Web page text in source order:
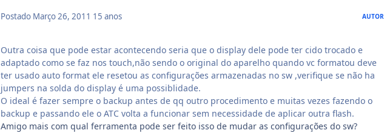
Postado Março 26, 2011 15 anos AUTOR
Outra coisa que pode estar acontecendo seria que o display dele pode ter cido trocado e
adaptado como se faz nos touch,não sendo o original do aparelho quando vc formatou deve
ter usado auto format ele resetou as configurações armazenadas no sw ,verifique se não ha
jumpers na solda do display é uma possiblidade.
O ideal é fazer sempre o backup antes de qq outro procedimento e muitas vezes fazendo o
backup e passando ele o ATC volta a funcionar sem necessidade de aplicar outra flash.
Amigo mais com qual ferramenta pode ser feito isso de mudar as configurações do sw?